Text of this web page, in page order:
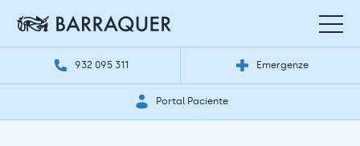
932 095 311 Emergenze
Portal Paciente